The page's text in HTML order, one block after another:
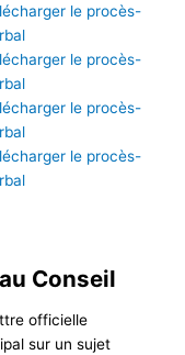
le procès-
le procès-
le procès-
le procès-
Conseil
officielle
sur un sujet